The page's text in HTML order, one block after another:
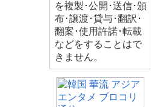
を複製･公開･送信･頒
布･譲渡･貸与･翻訳･
翻案･使用許諾･転載
などをすることはで
きません。